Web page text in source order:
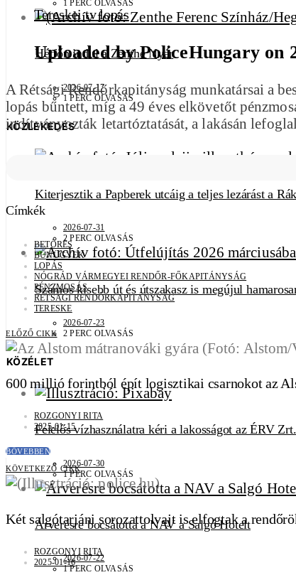
1 PERC OLVASÁS
Hétfőn indul a Zenthe Nyár
2026-07-17
1 PERC OLVASÁS
KÖZLEKEDÉS
Kiterjesztik a Papberek utcáig a teljes lezárást a
2026-07-31
2 PERC OLVASÁS
Számos kisebb út és útszakasz is megújul
2026-07-23
2 PERC OLVASÁS
KÖZÉLET
Felelős vízhasználatra kéri a lakosságot az ÉRV Zrt.
2026-07-30
1 PERC OLVASÁS
Árverésre bocsátotta a NAV a Salgó Hotelt
2026-07-22
1 PERC OLVASÁS
Tereskei tv lopás
Uploaded by PoliceHungary on
A Rétsági Rendőrkapitányság munkatársai a
lopás bűntett, míg a 49 éves elkövetőt
indítványozták letartóztatását, a lakásán
Címkék
BETÖRÉS
BŰNÜGYEK
LOPÁS
NÓGRÁD VÁRMEGYEI RENDŐR-FŐKAPITÁNYSÁG
PÉNZMOSÁS
RÉTSÁGI RENDŐRKAPITÁNYSÁG
TERESKE
ELŐZŐ CIKK
600 millió forintból épít logisztikai csarnokot az
ROZGONYI RITA
2025-01-15
BŐVEBBEN
KÖVETKEZŐ CIKK
Két salgótarjáni sorozattolvajt is elfogtak a
ROZGONYI RITA
2025-01-16